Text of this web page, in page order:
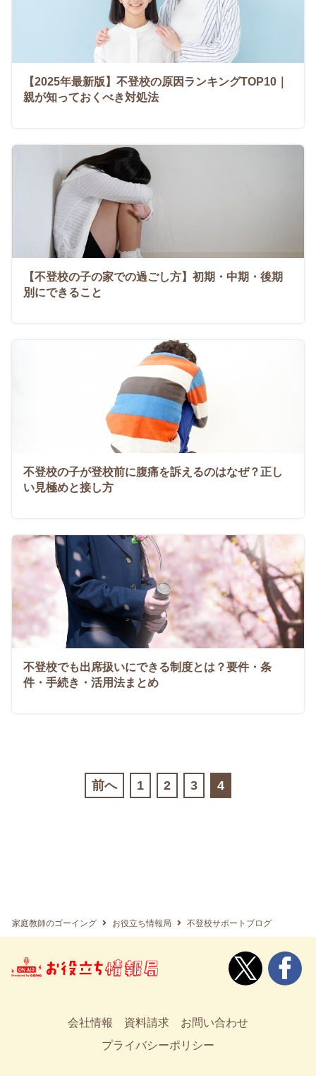
家庭教師のゴーイング お役立ち情報局 不登校サポートブログ
【2025年最新版】不登校の原因ランキングTOP10｜
親が知っておくべき対処法
【不登校の子の家での過ごし方】初期・中期・後期
別にできること
不登校の子が登校前に腹痛を訴えるのはなぜ？正し
い見極めと接し方
不登校でも出席扱いにできる制度とは？要件・条
件・手続き・活用法まとめ
前へ 1 2 3 4
会社情報 資料請求
お問い合わせ
プライバシーポリシー